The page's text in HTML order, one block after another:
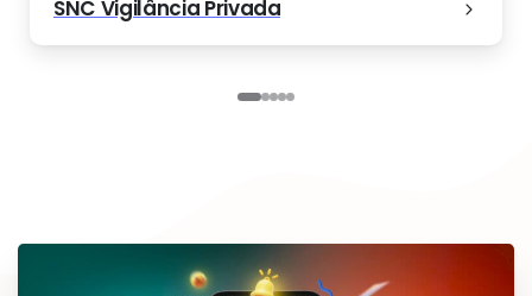
SNC Vigilância Privada